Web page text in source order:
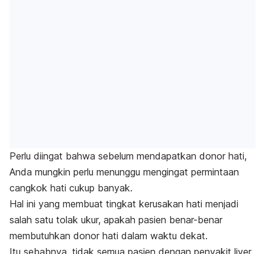
Perlu diingat bahwa sebelum mendapatkan donor hati,
Anda mungkin perlu menunggu mengingat permintaan
cangkok hati cukup banyak.
Hal ini yang membuat tingkat kerusakan hati menjadi
salah satu tolak ukur, apakah pasien benar-benar
membutuhkan donor hati dalam waktu dekat.
Itu sebabnya, tidak semua pasien dengan penyakit liver